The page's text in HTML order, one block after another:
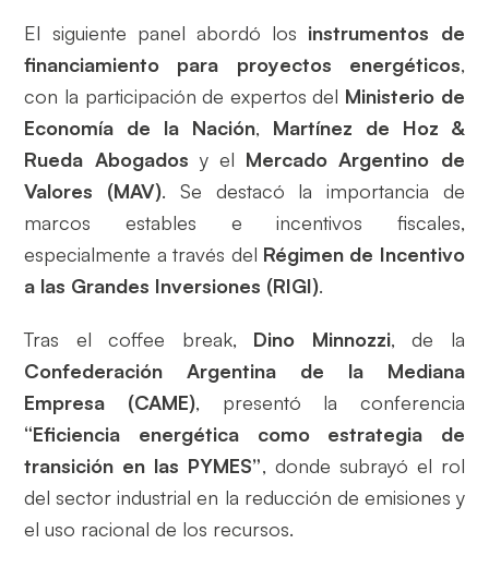
El siguiente panel abordó los instrumentos de
financiamiento para proyectos energéticos,
con la participación de expertos del Ministerio de
Economía de la Nación, Martínez de Hoz &
Rueda Abogados y el Mercado Argentino de
Valores (MAV). Se destacó la importancia de
marcos estables e incentivos fiscales,
especialmente a través del Régimen de Incentivo
a las Grandes Inversiones (RIGI).
Tras el coffee break, Dino Minnozzi, de la
Confederación Argentina de la Mediana
Empresa (CAME), presentó la conferencia
“Eficiencia energética como estrategia de
transición en las PYMES”, donde subrayó el rol
del sector industrial en la reducción de emisiones y
el uso racional de los recursos.